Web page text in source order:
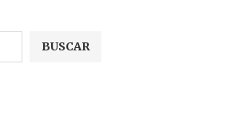
BUSCAR